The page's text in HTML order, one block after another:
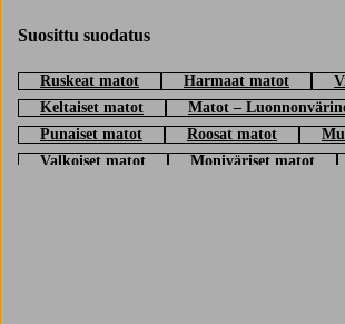
Suosittu suodatus
Ruskeat matot Harmaat matot
Keltaiset matot
Matot –
Punaiset matot
Roosat matot
Valkoiset matot
Moniväriset matot